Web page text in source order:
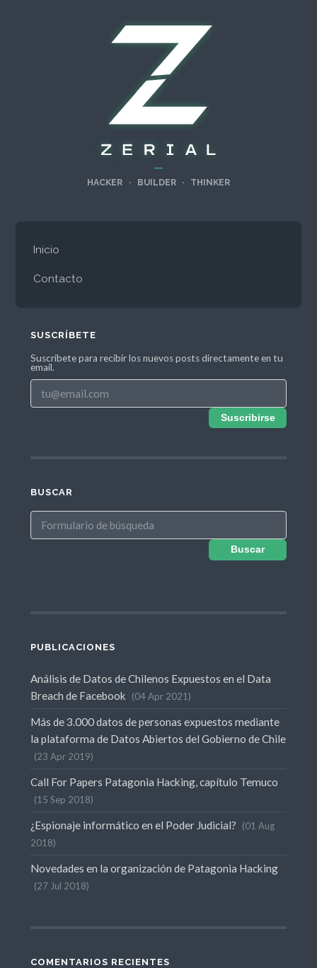
—
HACKER · BUILDER · THINKER
Inicio
Contacto
SUSCRÍBETE
Suscríbete para recibir los nuevos posts directamente en tu
email.
Suscribirse
BUSCAR
Buscar
PUBLICACIONES
Análisis de Datos de Chilenos Expuestos en el Data
Breach de Facebook
04 Apr 2021
Más de 3.000 datos de personas expuestos mediante
la plataforma de Datos Abiertos del Gobierno de Chile
23 Apr 2019
Call For Papers Patagonia Hacking, capítulo Temuco
15 Sep 2018
¿Espionaje informático en el Poder Judicial?
01 Aug
2018
Novedades en la organización de Patagonia Hacking
27 Jul 2018
COMENTARIOS RECIENTES